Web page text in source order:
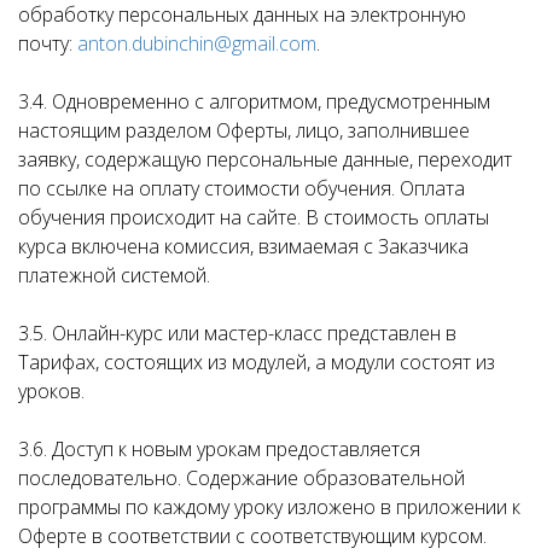
обработку персональных данных на электронную
почту: anton.dubinchin@gmail.com.
3.4. Одновременно с алгоритмом, предусмотренным
настоящим разделом Оферты, лицо, заполнившее
заявку, содержащую персональные данные, переходит
по ссылке на оплату стоимости обучения. Оплата
обучения происходит на сайте. В стоимость оплаты
курса включена комиссия, взимаемая с Заказчика
платежной системой.
3.5. Онлайн-курс или мастер-класс представлен в
Тарифах, состоящих из модулей, а модули состоят из
уроков.
3.6. Доступ к новым урокам предоставляется
последовательно. Содержание образовательной
программы по каждому уроку изложено в приложении к
Оферте в соответствии с соответствующим курсом.